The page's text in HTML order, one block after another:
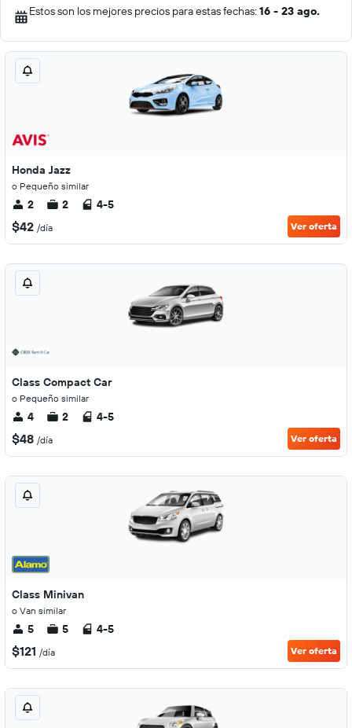
Estos son los mejores precios para estas fechas: 16 - 23 ago.
Honda Jazz
o Pequeño similar
2 2 4-5
$42 /día Ver oferta
Class Compact Car
o Pequeño similar
4 2 4-5
$48 /día Ver oferta
Class Minivan
o Van similar
5 5 4-5
$121 /día Ver oferta